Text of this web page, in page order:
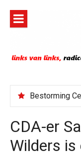
inhoud
CDA-er
Wilders is